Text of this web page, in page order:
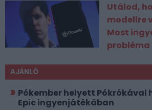
Utálod,
modellre
Most
probléma
AJÁNLÓ
Pókember helyett
Epic ingyenjátékában